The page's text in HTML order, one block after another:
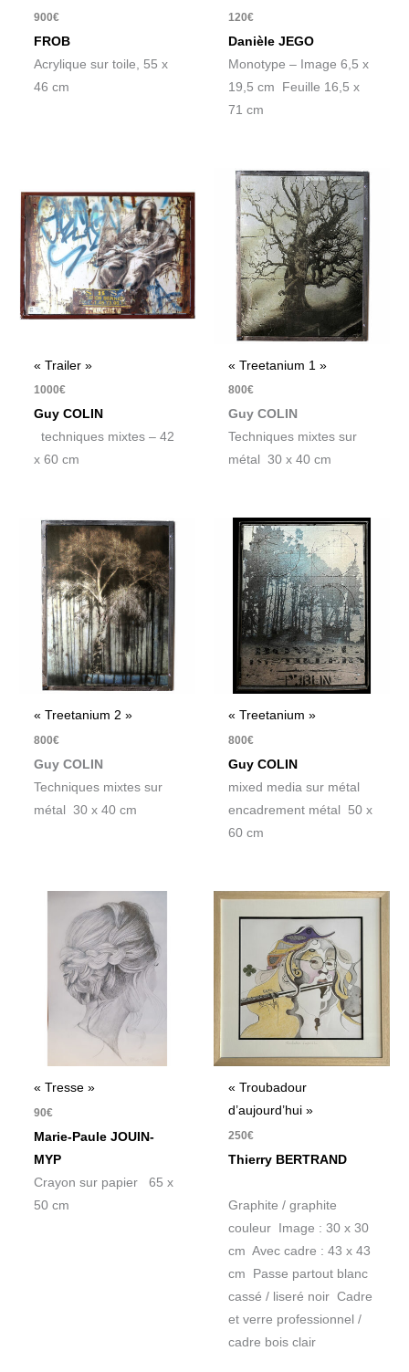
900€
FROB
Acrylique sur toile, 55 x
46 cm
120€
Danièle JEGO
Monotype – Image 6,5 x
19,5 cm Feuille 16,5 x
71 cm
« Trailer »
1000€
Guy COLIN
techniques mixtes – 42
x 60 cm
« Treetanium 1 »
800€
Guy COLIN
Techniques mixtes sur
métal 30 x 40 cm
« Treetanium 2 »
800€
Guy COLIN
Techniques mixtes sur
métal 30 x 40 cm
« Treetanium »
800€
Guy COLIN
mixed media sur métal
encadrement métal 50 x
60 cm
« Tresse »
90€
Marie-Paule JOUIN-
MYP
Crayon sur papier 65 x
50 cm
« Troubadour
d’aujourd’hui »
250€
Thierry BERTRAND
Graphite / graphite
couleur Image : 30 x 30
cm Avec cadre : 43 x 43
cm Passe partout blanc
cassé / liseré noir Cadre
et verre professionnel /
cadre bois clair